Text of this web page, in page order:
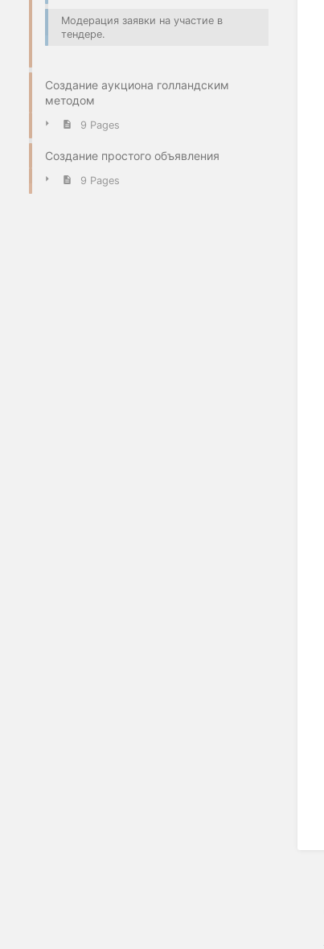
Модерация заявки на участие в
тендере.
Создание аукциона голландским
методом
9 Pages
Создание простого объявления
9 Pages